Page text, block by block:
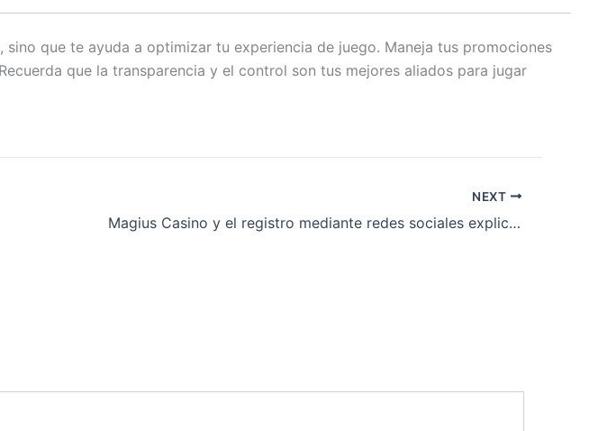
que te ayuda a optimizar tu experiencia de juego. Maneja tus promociones
que la transparencia y el control son tus mejores aliados para jugar
NEXT
Magius Casino y el registro mediante redes sociales explicado claramente